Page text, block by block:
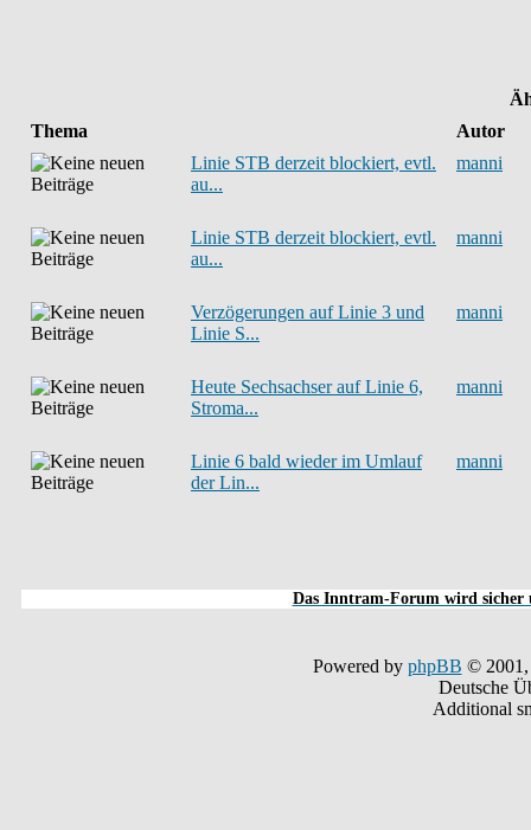
Thema
Autor
Linie STB derzeit blockiert, evtl.
au...
manni
Linie STB derzeit blockiert, evtl.
au...
manni
Verzögerungen auf Linie 3 und
Linie S...
manni
Heute Sechsachser auf Linie 6,
Stroma...
manni
Linie 6 bald wieder im Umlauf
der Lin...
manni
Das Inntram-Forum wird sicher
Powered by phpBB © 2001,
Deutsche
Additional